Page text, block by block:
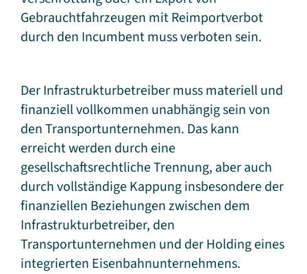
Gebrauchtfahrzeugen mit Reimportverbot
durch den Incumbent muss verboten sein.
Der Infrastrukturbetreiber muss materiell und
finanziell vollkommen unabhängig sein von
den Transportunternehmen. Das kann
erreicht werden durch eine
gesellschaftsrechtliche Trennung, aber auch
durch vollständige Kappung insbesondere der
finanziellen Beziehungen zwischen dem
Infrastrukturbetreiber, den
Transportunternehmen und der Holding eines
integrierten Eisenbahnunternehmens.